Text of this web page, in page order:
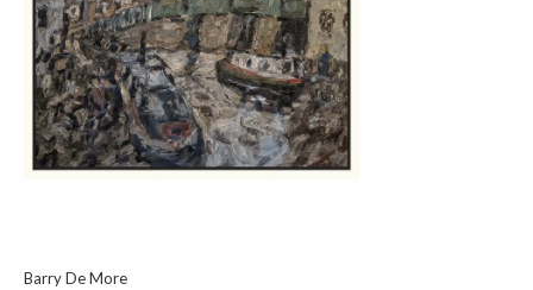
Barry De More